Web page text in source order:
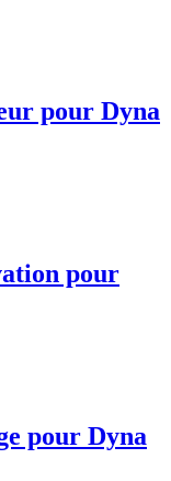
pour Dyna
pour
pour Dyna